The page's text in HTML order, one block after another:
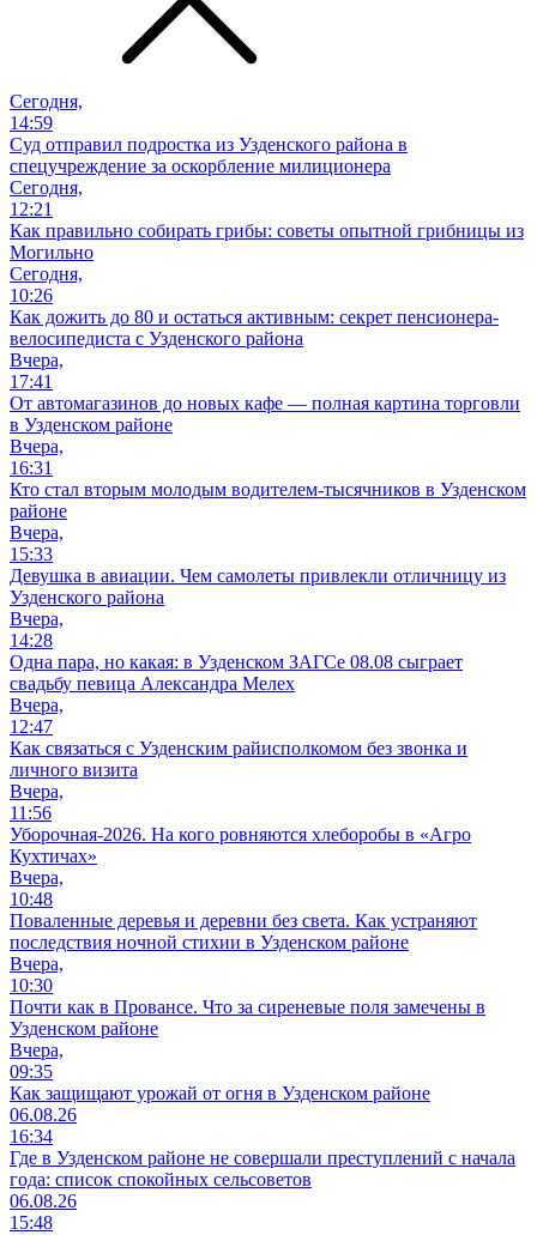
Сегодня,
14:59
Суд отправил подростка из Узденского района в
спецучреждение за оскорбление милиционера
Сегодня,
12:21
Как правильно собирать грибы: советы опытной грибницы из
Могильно
Сегодня,
10:26
Как дожить до 80 и остаться активным: секрет пенсионера-
велосипедиста с Узденского района
Вчера,
17:41
От автомагазинов до новых кафе — полная картина торговли
в Узденском районе
Вчера,
16:31
Кто стал вторым молодым водителем-тысячников в Узденском
районе
Вчера,
15:33
Девушка в авиации. Чем самолеты привлекли отличницу из
Узденского района
Вчера,
14:28
Одна пара, но какая: в Узденском ЗАГСе 08.08 сыграет
свадьбу певица Александра Мелех
Вчера,
12:47
Как связаться с Узденским райисполкомом без звонка и
личного визита
Вчера,
11:56
Уборочная-2026. На кого ровняются хлеборобы в «Агро
Кухтичах»
Вчера,
10:48
Поваленные деревья и деревни без света. Как устраняют
последствия ночной стихии в Узденском районе
Вчера,
10:30
Почти как в Провансе. Что за сиреневые поля замечены в
Узденском районе
Вчера,
09:35
Как защищают урожай от огня в Узденском районе
06.08.26
16:34
Где в Узденском районе не совершали преступлений с начала
года: список спокойных сельсоветов
06.08.26
15:48